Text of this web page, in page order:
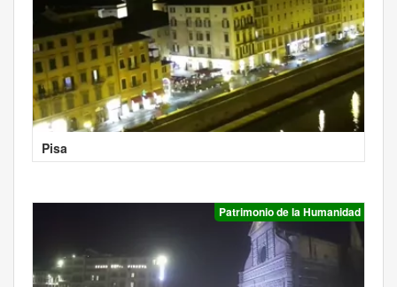
Pisa
Patrimonio de la Humanidad